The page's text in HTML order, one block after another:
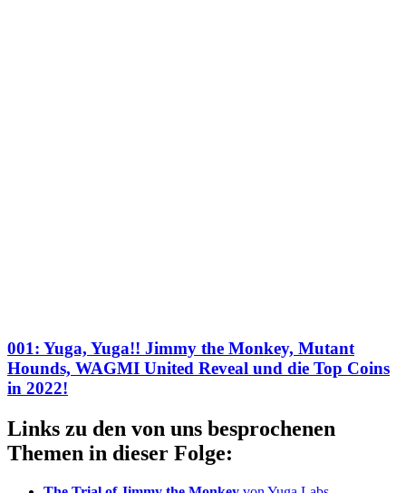
001: Yuga, Yuga!! Jimmy the Monkey, Mutant
Hounds, WAGMI United Reveal und die Top Coins
in 2022!
Links zu den von uns besprochenen
Themen in dieser Folge: